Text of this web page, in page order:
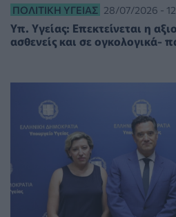
ΠΟΛΙΤΙΚΉ ΥΓΕΊΑΣ 28/07/2026 -
Υπ. Υγείας: Επεκτείνεται η
ασθενείς και σε ογκολογικά-